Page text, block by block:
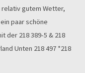
gutem Wetter,
paar schöne
der 218 389-5 & 218
Unten 218 497 *218